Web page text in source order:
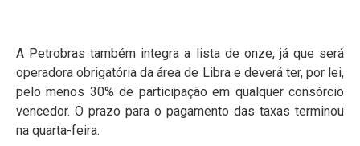
A Petrobras também integra a lista de onze, já que será
operadora obrigatória da área de Libra e deverá ter, por lei,
pelo menos 30% de participação em qualquer consórcio
vencedor. O prazo para o pagamento das taxas terminou
na quarta-feira.